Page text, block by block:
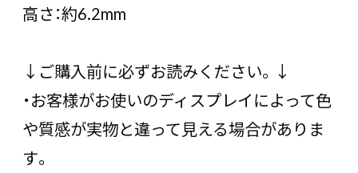
高さ：約6.2mm
↓ご購入前に必ずお読みください。↓
・お客様がお使いのディスプレイによって色
や質感が実物と違って見える場合がありま
す。